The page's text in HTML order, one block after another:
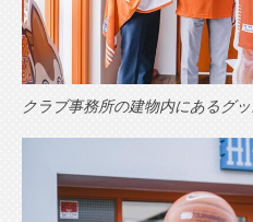
クラブ事務所の建物内にあるグッ